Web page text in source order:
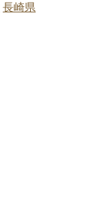
長崎県